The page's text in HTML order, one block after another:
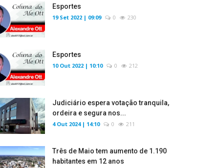
Esportes
19 Set 2022 | 09:09 0 230
Esportes
10 Out 2022 | 10:10 0 212
Judiciário espera votação tranquila,
ordeira e segura nos...
4 Out 2024 | 14:10 0 211
Três de Maio tem aumento de 1.190
habitantes em 12 anos